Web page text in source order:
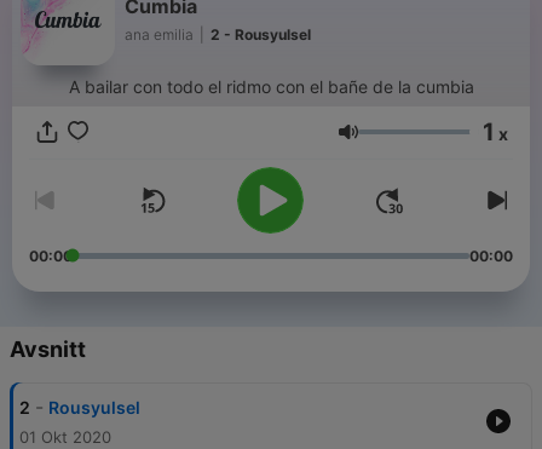
Cumbia
ana emilia 2 - Rousyulsel
A bailar con todo el ridmo con el bañe de la cumbia
Volym 1 x
00:00 00:00
Avsnitt
2 - Rousyulsel
01 Okt 2020